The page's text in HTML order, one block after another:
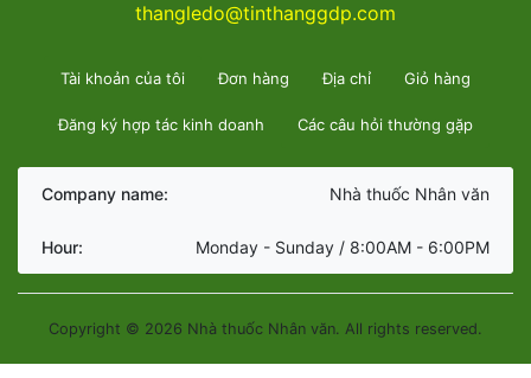
thangledo@tinthanggdp.com
Tài khoản của tôi Đơn hàng Địa chỉ Giỏ hàng
Đăng ký hợp tác kinh doanh Các câu hỏi thường gặp
Company name: Nhà thuốc Nhân văn
Hour: Monday - Sunday / 8:00AM - 6:00PM
Copyright © 2026 Nhà thuốc Nhân văn. All rights reserved.